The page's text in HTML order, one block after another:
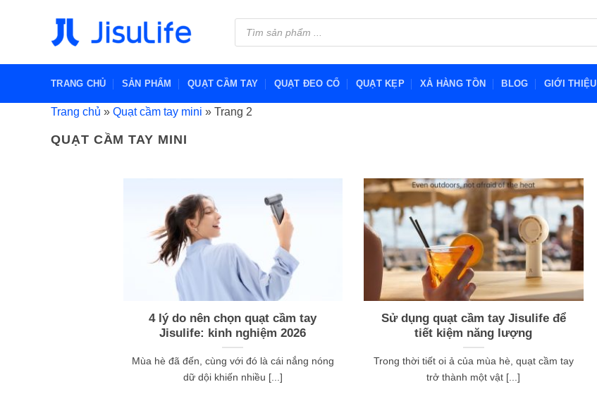
Tìm
kiếm
phẩm
TRANG CHỦ SẢN PHẨM QUẠT CẦM TAY QUẠT ĐEO CỔ QUẠT KẸP XẢ HÀNG TỒN BLOG GIỚI THIỆU
Trang chủ » Quạt cầm tay mini » Trang 2
QUẠT CẦM TAY MINI
4 lý do nên chọn quạt cầm tay
Jisulife: kinh nghiệm 2026
Mùa hè đã đến, cùng với đó là cái nắng nóng
dữ dội khiến nhiều [...]
Sử dụng quạt cầm tay Jisulife để
tiết kiệm năng lượng
Trong thời tiết oi ả của mùa hè, quạt cầm tay
trở thành một vật [...]